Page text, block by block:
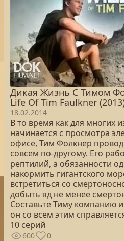
Дикая Жизнь С Тимом
Life Of Tim Faulkner
18.02.2014
В то время как для многих
начинается с просмотра
офисе, Тим Фолкнер
совсем по-другому. Его
рептилий, а обязанности
накормить гигантского
встретиться со
добыть яд не менее
Составьте Тиму компанию
он со всем этим
10 серий
600 0